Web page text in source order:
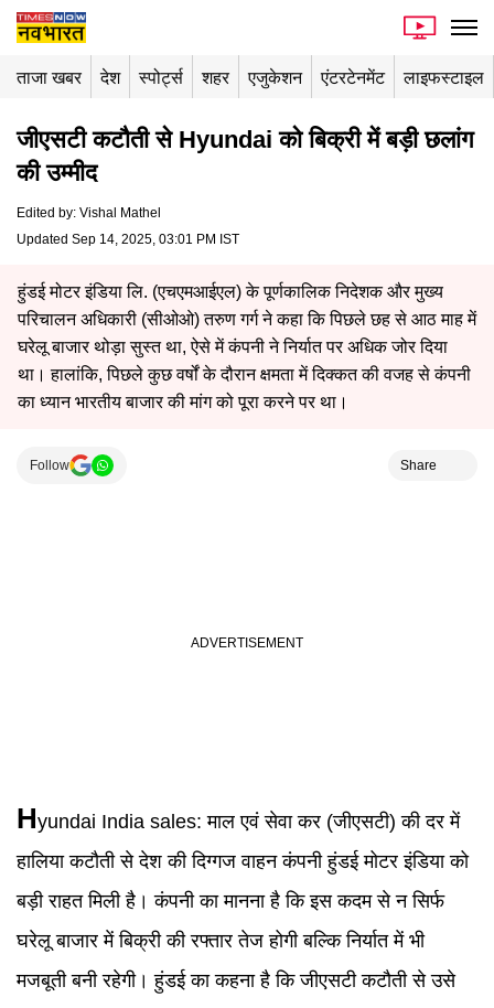
ताजा खबर देश स्पोर्ट्स शहर एजुकेशन एंटरटेनमेंट लाइफस्टाइल
जीएसटी कटौती से Hyundai को बिक्री में बड़ी छलांग
की उम्मीद
Edited by: Vishal Mathel
Updated Sep 14, 2025, 03:01 PM IST
हुंडई मोटर इंडिया लि. (एचएमआईएल) के पूर्णकालिक निदेशक और मुख्य
परिचालन अधिकारी (सीओओ) तरुण गर्ग ने कहा कि पिछले छह से आठ माह में
घरेलू बाजार थोड़ा सुस्त था, ऐसे में कंपनी ने निर्यात पर अधिक जोर दिया
था। हालांकि, पिछले कुछ वर्षों के दौरान क्षमता में दिक्कत की वजह से कंपनी
का ध्यान भारतीय बाजार की मांग को पूरा करने पर था।
Follow Share
Hyundai India sales:माल एवं सेवा कर (जीएसटी) की दर में
हालिया कटौती से देश की दिग्गज वाहन कंपनी हुंडई मोटर इंडिया को
बड़ी राहत मिली है। कंपनी का मानना है कि इस कदम से न सिर्फ
घरेलू बाजार में बिक्री की रफ्तार तेज होगी बल्कि निर्यात में भी
मजबूती बनी रहेगी। हुंडई का कहना है कि जीएसटी कटौती से उसे